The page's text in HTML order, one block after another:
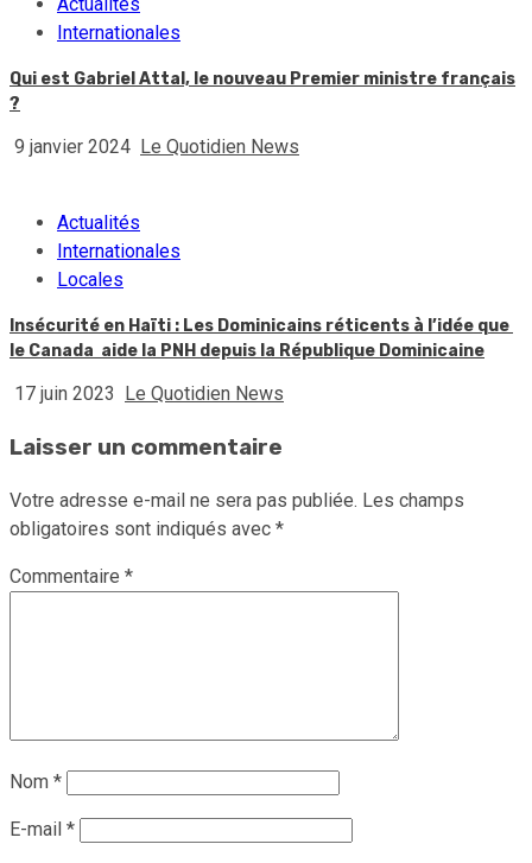
Actualités
Internationales
Qui est Gabriel Attal, le nouveau Premier ministre français
?
9 janvier 2024 Le Quotidien News
Actualités
Internationales
Locales
Insécurité en Haïti : Les Dominicains réticents à l’idée que
le Canada aide la PNH depuis la République Dominicaine
17 juin 2023 Le Quotidien News
Laisser un commentaire
Votre adresse e-mail ne sera pas publiée. Les champs
obligatoires sont indiqués avec *
Commentaire *
Nom *
E-mail *